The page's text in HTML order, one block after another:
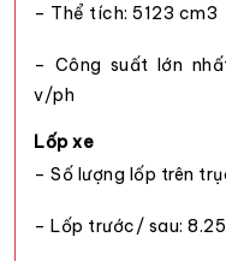
– Thể tích: 5123 cm3
– Công suất lớn
v/ph
Lốp xe
– Số lượng lốp trên
– Lốp trước/ sau: